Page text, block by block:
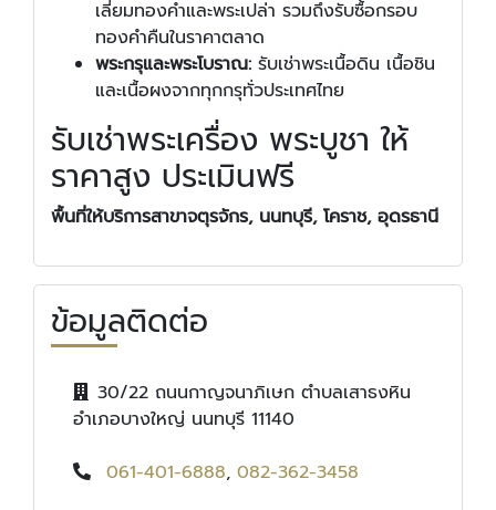
เลี่ยมทองคำและพระเปล่า รวมถึงรับซื้อกรอบ
ทองคำคืนในราคาตลาด
พระกรุและพระโบราณ: รับเช่าพระเนื้อดิน เนื้อชิน
และเนื้อผงจากทุกกรุทั่วประเทศไทย
รับเช่าพระเครื่อง พระบูชา ให้
ราคาสูง ประเมินฟรี
พื้นที่ให้บริการสาขาจตุรจักร, นนทบุรี, โคราช, อุดรธานี
ข้อมูลติดต่อ
30/22 ถนนกาญจนาภิเษก ตำบลเสาธงหิน
อำเภอบางใหญ่ นนทบุรี 11140
061-401-6888, 082-362-3458